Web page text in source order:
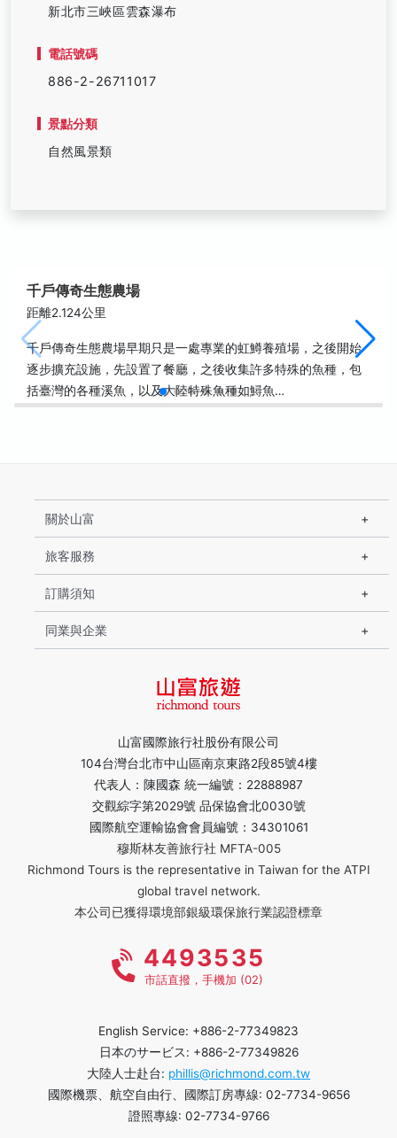
新北市三峽區雲森瀑布
電話號碼
886-2-26711017
景點分類
自然風景類
千戶傳奇生態農場
距離2.124公里
千戶傳奇生態農場早期只是一處專業的虹鱒養殖場，之後開始
逐步擴充設施，先設置了餐廳，之後收集許多特殊的魚種，包
括臺灣的各種溪魚，以及大陸特殊魚種如鱘魚…
山富國際旅行社股份有限公司
104台灣台北市中山區南京東路2段85號4樓
代表人：陳國森 統一編號：22888987
交觀綜字第2029號 品保協會北0030號
國際航空運輸協會會員編號：34301061
穆斯林友善旅行社 MFTA-005
Richmond Tours is the representative in Taiwan for the ATPI
global travel network.
本公司已獲得環境部銀級環保旅行業認證標章
關於山富
旅客服務
訂購須知
同業與企業
4493535
市話直撥，手機加 (02)
English Service: +886-2-77349823
日本のサービス: +886-2-77349826
大陸人士赴台: phillis@richmond.com.tw
國際機票、航空自由行、國際訂房專線: 02-7734-9656
證照專線: 02-7734-9766